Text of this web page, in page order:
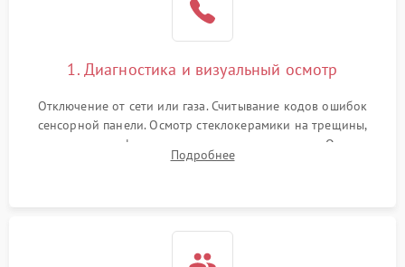
1. Диагностика и визуальный осмотр
Отключение от сети или газа. Считывание кодов ошибок
сенсорной панели. Осмотр стеклокерамики на трещины,
проверка конфорок на равномерность нагрева. Опрос
клиента о симптомах (не включается, не видит посуду,
Подробнее